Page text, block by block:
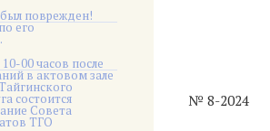
поврежден!
его
00 часов после
в актовом зале
состоится
Совета
ТГО
№ 8-2024